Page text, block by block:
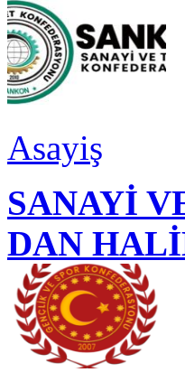
Asayiş
SANAYİ
DAN